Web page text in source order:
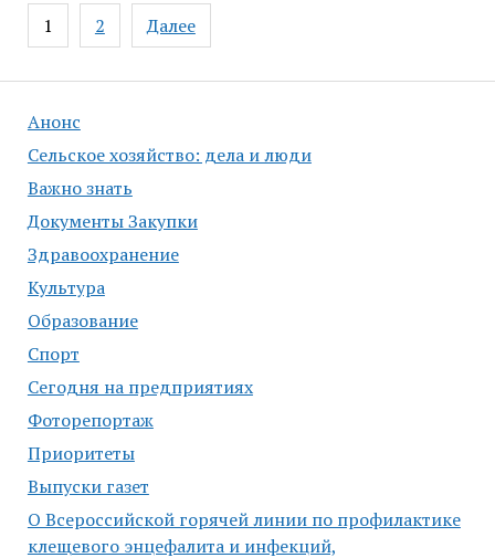
Анонс
Сельское хозяйство: дела и люди
Важно знать
Документы Закупки
Здравоохранение
Культура
Образование
Спорт
Сегодня на предприятиях
Фоторепортаж
Приоритеты
Выпуски газет
О Всероссийской горячей линии по профилактике
клещевого энцефалита и инфекций,
Навигация
по
1 2 Далее